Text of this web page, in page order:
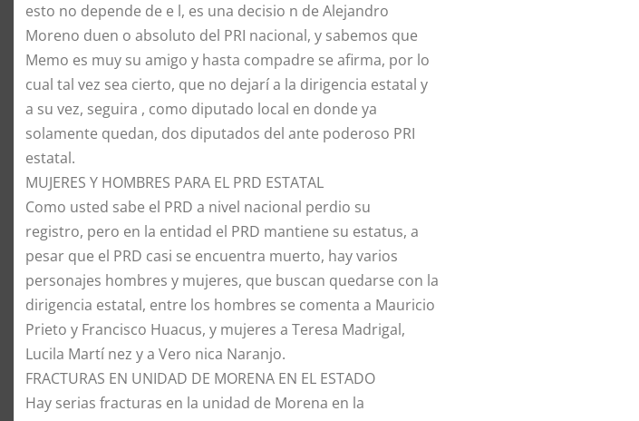
esto no depende de e l, es una decisio n de Alejandro
Moreno duen o absoluto del PRI nacional, y sabemos que
Memo es muy su amigo y hasta compadre se afirma, por lo
cual tal vez sea cierto, que no dejarí a la dirigencia estatal y
a su vez, seguira , como diputado local en donde ya
solamente quedan, dos diputados del ante poderoso PRI
estatal.
MUJERES Y HOMBRES PARA EL PRD ESTATAL
Como usted sabe el PRD a nivel nacional perdio su
registro, pero en la entidad el PRD mantiene su estatus, a
pesar que el PRD casi se encuentra muerto, hay varios
personajes hombres y mujeres, que buscan quedarse con la
dirigencia estatal, entre los hombres se comenta a Mauricio
Prieto y Francisco Huacus, y mujeres a Teresa Madrigal,
Lucila Martí nez y a Vero nica Naranjo.
FRACTURAS EN UNIDAD DE MORENA EN EL ESTADO
Hay serias fracturas en la unidad de Morena en la